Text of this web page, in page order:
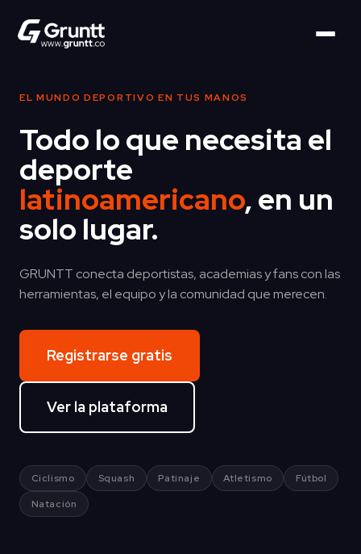
EL MUNDO DEPORTIVO EN TUS MANOS
Todo lo que necesita el
deporte
latinoamericano, en un
solo lugar.
GRUNTT conecta deportistas, academias y fans con las
herramientas, el equipo y la comunidad que merecen.
Registrarse gratis
Ver la plataforma
Ciclismo Squash Patinaje Atletismo Fútbol
Natación